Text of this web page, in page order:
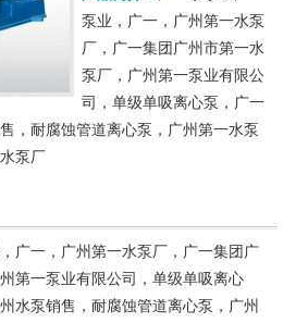
泵业，广一，广州第一水泵
厂，广一集团广州市第一水
泵厂，广州第一泵业有限公
司，单级单吸离心泵，广一
，耐腐蚀管道离心泵，广州第一水泵
泵厂
，广一，广州第一水泵厂，广一集团广
第一泵业有限公司，单级单吸离心
水泵销售，耐腐蚀管道离心泵，广州